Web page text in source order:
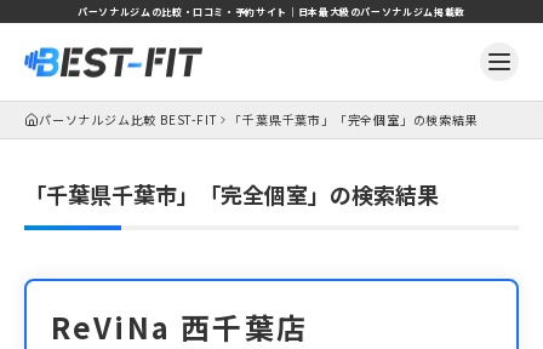
パーソナルジムの比較・口コミ・予約サイト｜日本最大級のパーソナルジム掲載数
パーソナルジム比較 BEST-FIT 「千葉県千葉市」「完全個室」の検索結果
「千葉県千葉市」「完全個室」の検索結果
ReViNa 西千葉店